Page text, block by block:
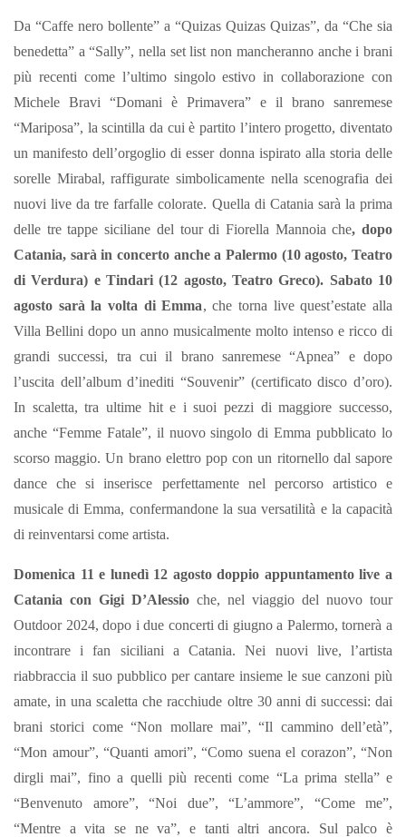
Da “Caffe nero bollente” a “Quizas Quizas Quizas”, da “Che sia
benedetta” a “Sally”, nella set list non mancheranno anche i brani
più recenti come l’ultimo singolo estivo in collaborazione con
Michele Bravi “Domani è Primavera” e il brano sanremese
“Mariposa”, la scintilla da cui è partito l’intero progetto, diventato
un manifesto dell’orgoglio di esser donna ispirato alla storia delle
sorelle Mirabal, raffigurate simbolicamente nella scenografia dei
nuovi live da tre farfalle colorate. Quella di Catania sarà la prima
delle tre tappe siciliane del tour di Fiorella Mannoia che, dopo
Catania, sarà in concerto anche a Palermo (10 agosto, Teatro
di Verdura) e Tindari (12 agosto, Teatro Greco). Sabato 10
agosto sarà la volta di Emma, che torna live quest’estate alla
Villa Bellini dopo un anno musicalmente molto intenso e ricco di
grandi successi, tra cui il brano sanremese “Apnea” e dopo
l’uscita dell’album d’inediti “Souvenir” (certificato disco d’oro).
In scaletta, tra ultime hit e i suoi pezzi di maggiore successo,
anche “Femme Fatale”, il nuovo singolo di Emma pubblicato lo
scorso maggio. Un brano elettro pop con un ritornello dal sapore
dance che si inserisce perfettamente nel percorso artistico e
musicale di Emma, confermandone la sua versatilità e la capacità
di reinventarsi come artista.
Domenica 11 e lunedì 12 agosto doppio appuntamento live a
Catania con Gigi D’Alessio che, nel viaggio del nuovo tour
Outdoor 2024, dopo i due concerti di giugno a Palermo, tornerà a
incontrare i fan siciliani a Catania. Nei nuovi live, l’artista
riabbraccia il suo pubblico per cantare insieme le sue canzoni più
amate, in una scaletta che racchiude oltre 30 anni di successi: dai
brani storici come “Non mollare mai”, “Il cammino dell’età”,
“Mon amour”, “Quanti amori”, “Como suena el corazon”, “Non
dirgli mai”, fino a quelli più recenti come “La prima stella” e
“Benvenuto amore”, “Noi due”, “L’ammore”, “Come me”,
“Mentre a vita se ne va”, e tanti altri ancora. Sul palco è